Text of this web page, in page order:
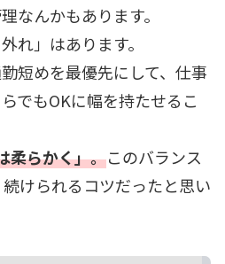
なんかもあります。
れ」はあります。
短めを最優先にして、仕事
でもOKに幅を持たせるこ
柔らかく」。このバランス
けられるコツだったと思い